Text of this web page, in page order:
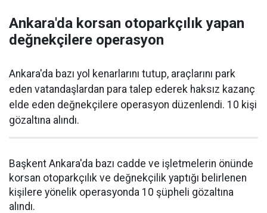
Ankara'da korsan otoparkçılık yapan
değnekçilere operasyon
Ankara'da bazı yol kenarlarını tutup, araçlarını park
eden vatandaşlardan para talep ederek haksız kazanç
elde eden değnekçilere operasyon düzenlendi. 10 kişi
gözaltına alındı.
Başkent Ankara'da bazı cadde ve işletmelerin önünde
korsan otoparkçılık ve değnekçilik yaptığı belirlenen
kişilere yönelik operasyonda 10 şüpheli gözaltına
alındı.